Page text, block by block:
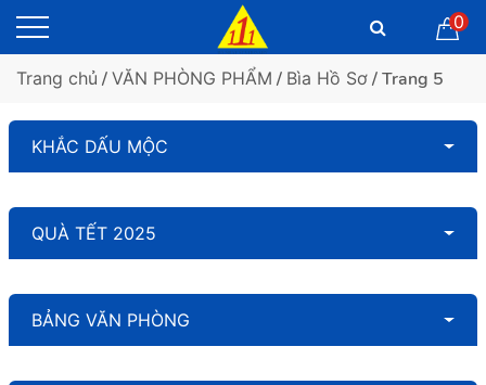
0
Trang chủ / VĂN PHÒNG PHẨM / Bìa Hồ Sơ / Trang 5
KHẮC DẤU MỘC
QUÀ TẾT 2025
BẢNG VĂN PHÒNG